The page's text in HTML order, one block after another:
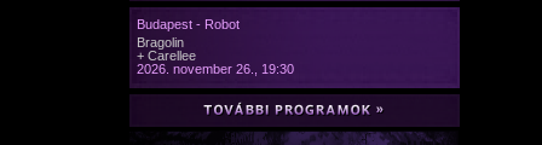
Budapest - Robot
Bragolin
+ Carellee
2026. november 26., 19:30